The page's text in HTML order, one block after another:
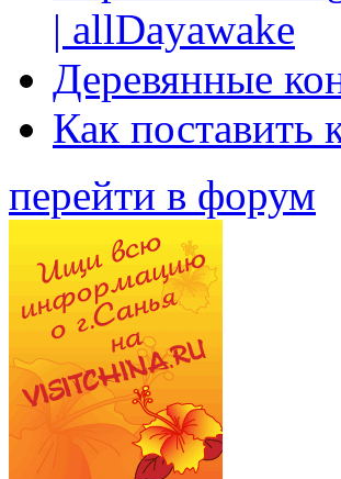
| allDayawake
Деревянные
Как поставить
перейти в форум